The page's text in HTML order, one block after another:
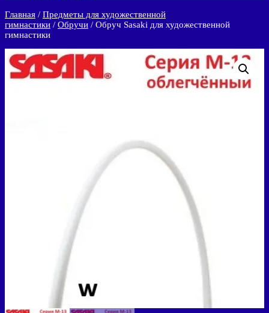
Главная / Предметы для художественной
гимнастики / Обручи / Обруч Sasaki для художественной
гимнастики